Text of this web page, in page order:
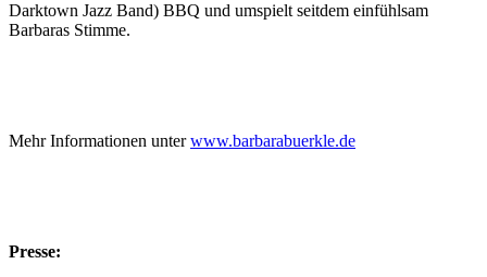
Darktown Jazz Band) BBQ und umspielt seitdem einfühlsam
Barbaras Stimme.
Mehr Informationen unterwww.barbarabuerkle.de
Presse: